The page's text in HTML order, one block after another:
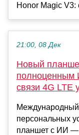
Honor Magic V3:
21:00, 08 Дек
Новый
полноценным
связи 4G LTE
персональных
планшет с ИИ —